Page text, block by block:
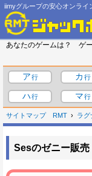
iimyグループの安心オンライ
あなたのゲームは？ ゲ
ア
カ
ハ
マ
サイトマップ RMT ラグ
Sesのゼニー販売